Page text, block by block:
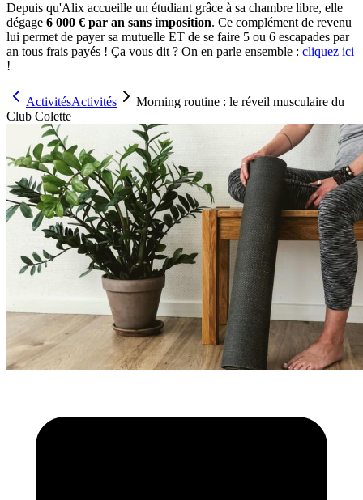
Depuis qu'Alix accueille un étudiant grâce à sa chambre libre, elle
dégage 6 000 € par an sans imposition. Ce complément de revenu
lui permet de payer sa mutuelle ET de se faire 5 ou 6 escapades par
an tous frais payés ! Ça vous dit ? On en parle ensemble : cliquez ici
!
ActivitésActivités
Morning routine : le réveil musculaire du
Club Colette